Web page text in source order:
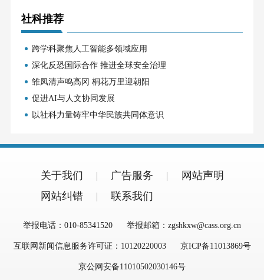
社科推荐
跨学科聚焦人工智能多领域应用
深化反恐国际合作 推进全球安全治理
雏凤清声鸣高冈 桐花万里迎朝阳
促进AI与人文协同发展
以社科力量铸牢中华民族共同体意识
关于我们 广告服务
网站声明
网站纠错
联系我们
举报电话：010-85341520 举报邮箱：zgshkxw@cass.org.cn
互联网新闻信息服务许可证：10120220003 京ICP备11013869号
京公网安备11010502030146号